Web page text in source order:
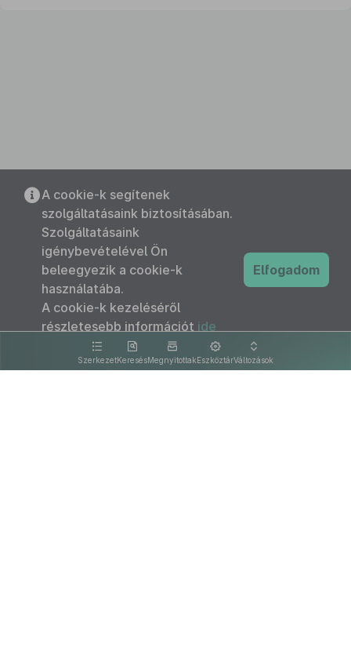
SzerkezetKeresésMegnyitottakEszköztárVáltozások
A cookie-k segítenek
szolgáltatásaink biztosításában.
Szolgáltatásaink
igénybevételével Ön
beleegyezik a cookie-k
használatába.
A cookie-k kezeléséről
részletesebb információt ide
kattintva olvashat.
Elfogadom